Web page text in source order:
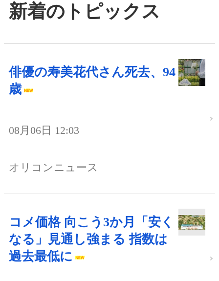
新着のトピックス
俳優の寿美花代さん死去、94
歳
08月06日 12:03
オリコンニュース
コメ価格 向こう3か月「安く
なる」見通し強まる 指数は
過去最低に